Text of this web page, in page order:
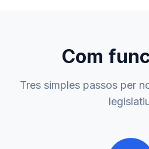
Com
Tres simples passos per